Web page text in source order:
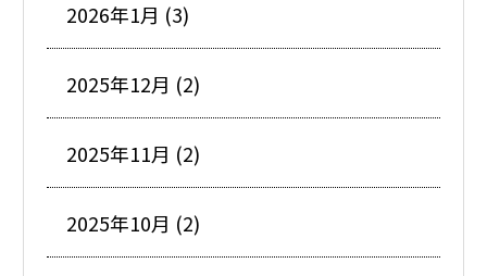
2026年1月 (3)
2025年12月 (2)
2025年11月 (2)
2025年10月 (2)